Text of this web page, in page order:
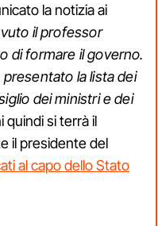
la notizia ai
il professor
di formare il governo.
la lista dei
dei ministri e dei
quindi si terrà il
il presidente del
al capo dello Stato